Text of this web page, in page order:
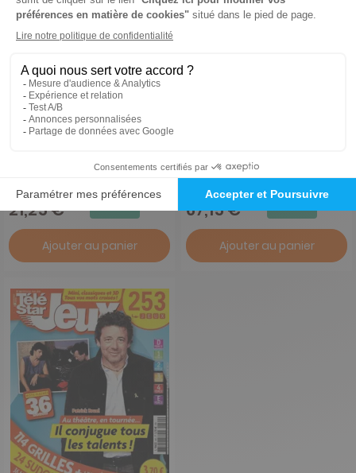
Télé 7 Jours Jeux
30,40 €
21,25 € -30%
Ajouter au panier
1 an
103,48 €
67,15 € -35%
Ajouter au panier